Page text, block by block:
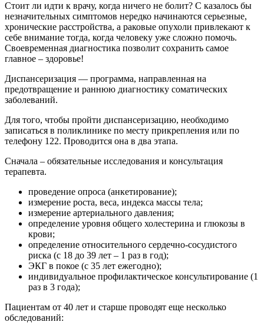
Стоит ли идти к врачу, когда ничего не болит? С казалось бы
незначительных симптомов нередко начинаются серьезные,
хронические расстройства, а раковые опухоли привлекают к
себе внимание тогда, когда человеку уже сложно помочь.
Своевременная диагностика позволит сохранить самое
главное – здоровье!
Диспансеризация — программа, направленная на
предотвращение и раннюю диагностику соматических
заболеваний.
Для того, чтобы пройти диспансеризацию, необходимо
записаться в поликлинике по месту прикрепления или по
телефону 122. Проводится она в два этапа.
Сначала – обязательные исследования и консультация
терапевта.
проведение опроса (анкетирование);
измерение роста, веса, индекса массы тела;
измерение артериального давления;
определение уровня общего холестерина и глюкозы в
крови;
определение относительного сердечно-сосудистого
риска (с 18 до 39 лет – 1 раз в год);
ЭКГ в покое (с 35 лет ежегодно);
индивидуальное профилактическое консультирование (1
раз в 3 года);
Пациентам от 40 лет и старше проводят еще несколько
обследований: